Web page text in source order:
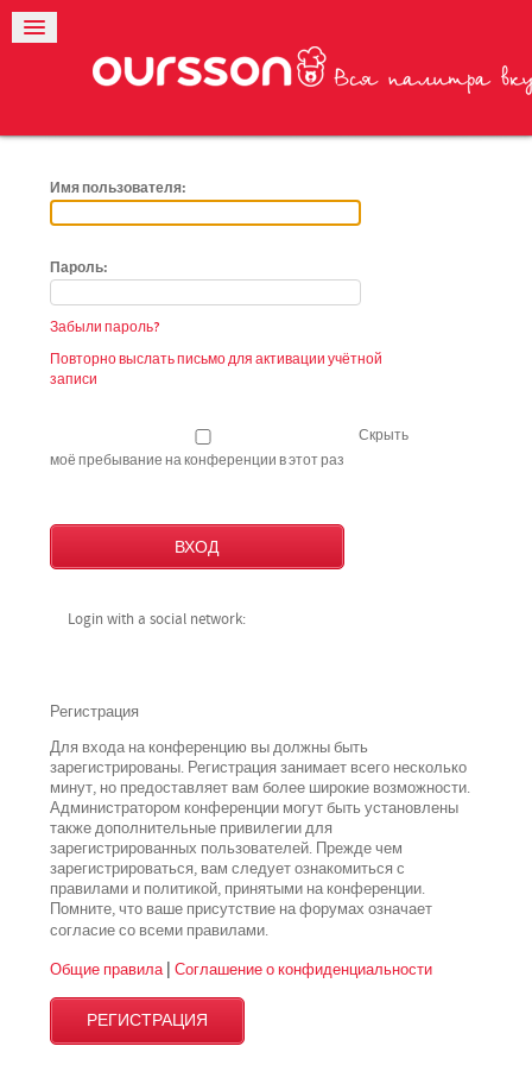
Имя пользователя:
Пароль:
Забыли пароль?
Повторно выслать письмо для активации учётной
записи
Скрыть
моё пребывание на конференции в этот раз
Login with a social network:
Регистрация
Для входа на конференцию вы должны быть
зарегистрированы. Регистрация занимает всего несколько
минут, но предоставляет вам более широкие возможности.
Администратором конференции могут быть установлены
также дополнительные привилегии для
зарегистрированных пользователей. Прежде чем
зарегистрироваться, вам следует ознакомиться с
правилами и политикой, принятыми на конференции.
Помните, что ваше присутствие на форумах означает
согласие со всемиправилами.
Общие правила| Соглашение о конфиденциальности
РЕГИСТРАЦИЯ